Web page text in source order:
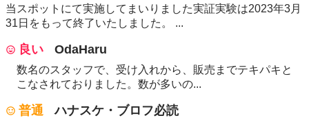
当スポットにて実施してまいりました実証実験は2023年3月
31日をもって終了いたしました。 ...
良い OdaHaru
数名のスタッフで、受け入れから、販売までテキパキと
こなされておりました。数が多いの...
普通 ハナスケ・ブロフ必読